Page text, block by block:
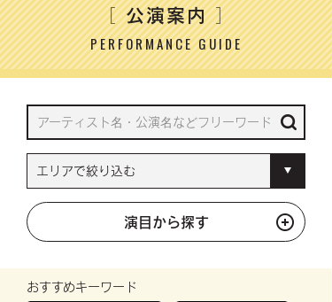
［公演案内］
PERFORMANCE GUIDE
演目から探す
おすすめキーワード